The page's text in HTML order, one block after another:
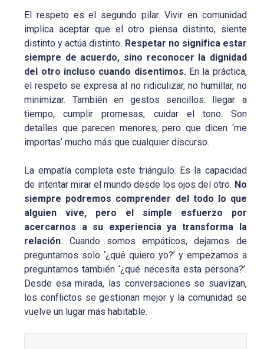
El respeto es el segundo pilar. Vivir en comunidad
implica aceptar que el otro piensa distinto, siente
distinto y actúa distinto. Respetar no significa estar
siempre de acuerdo, sino reconocer la dignidad
del otro incluso cuando disentimos. En la práctica,
el respeto se expresa al no ridiculizar, no humillar, no
minimizar. También en gestos sencillos: llegar a
tiempo, cumplir promesas, cuidar el tono. Son
detalles que parecen menores, pero que dicen ‘me
importas’ mucho más que cualquier discurso.
La empatía completa este triángulo. Es la capacidad
de intentar mirar el mundo desde los ojos del otro. No
siempre podremos comprender del todo lo que
alguien vive, pero el simple esfuerzo por
acercarnos a su experiencia ya transforma la
relación. Cuando somos empáticos, dejamos de
preguntarnos solo ‘¿qué quiero yo?’ y empezamos a
preguntarnos también ‘¿qué necesita esta persona?’.
Desde esa mirada, las conversaciones se suavizan,
los conflictos se gestionan mejor y la comunidad se
vuelve un lugar más habitable.